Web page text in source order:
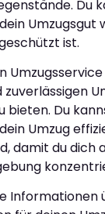
Du
Umzugsgut
ist.
bieten. Du
Umzug
damit du dich
Informationen